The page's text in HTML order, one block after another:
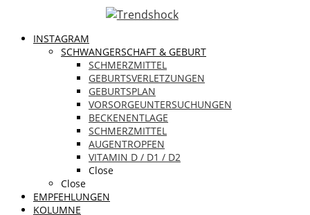
INSTAGRAM
SCHWANGERSCHAFT & GEBURT
SCHMERZMITTEL
GEBURTSVERLETZUNGEN
GEBURTSPLAN
VORSORGEUNTERSUCHUNGEN
BECKENENTLAGE
SCHMERZMITTEL
AUGENTROPFEN
VITAMIN D / D1 / D2
Close
Close
EMPFEHLUNGEN
KOLUMNE